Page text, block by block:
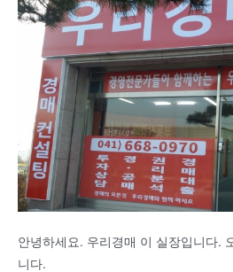
안녕하세요. 우리경매 이 실장입니다.
니다.